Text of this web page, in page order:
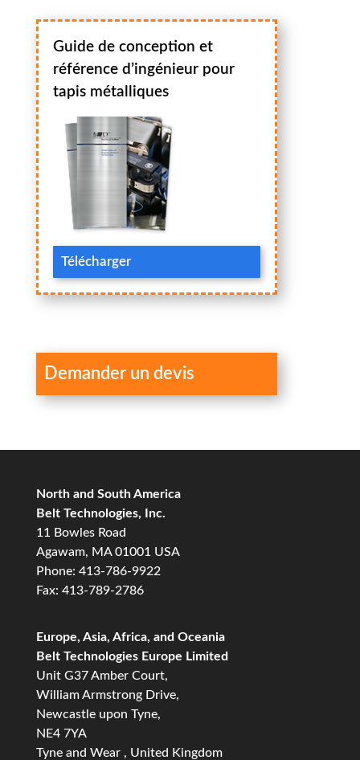
Guide de conception et
référence d’ingénieur pour
tapis métalliques
Télécharger
Demander un devis
North and South America
Belt Technologies, Inc.
11 Bowles Road
Agawam, MA 01001 USA
Phone: 413-786-9922
Fax: 413-789-2786
Europe, Asia, Africa, and Oceania
Belt Technologies Europe Limited
Unit G37 Amber Court,
William Armstrong Drive,
Newcastle upon Tyne,
NE4 7YA
Tyne and Wear , United Kingdom